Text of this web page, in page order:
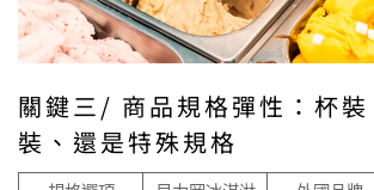
關鍵三/ 商品規格彈性：杯裝
裝、還是特殊規格